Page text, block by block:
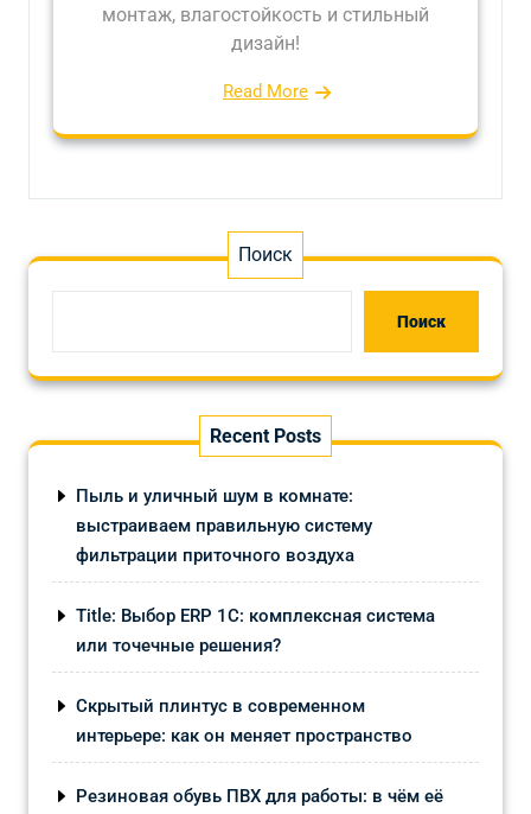
монтаж, влагостойкость и стильный
дизайн!
Read More
Поиск
Поиск
Recent Posts
Пыль и уличный шум в комнате:
выстраиваем правильную систему
фильтрации приточного воздуха
Title: Выбор ERP 1С: комплексная система
или точечные решения?
Скрытый плинтус в современном
интерьере: как он меняет пространство
Резиновая обувь ПВХ для работы: в чём её